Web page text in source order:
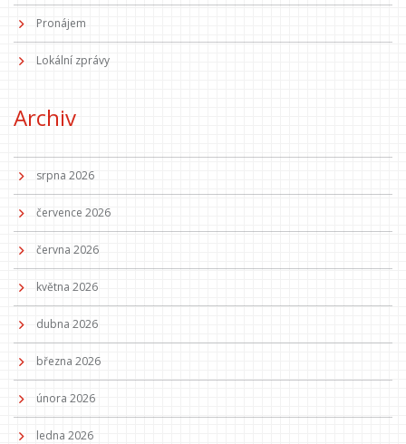
Pronájem
Lokální zprávy
Archiv
srpna 2026
července 2026
června 2026
května 2026
dubna 2026
března 2026
února 2026
ledna 2026